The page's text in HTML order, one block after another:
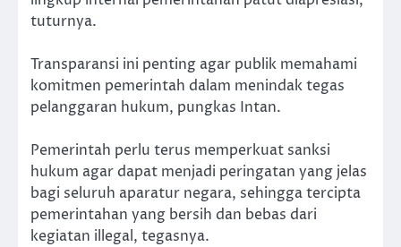
tuturnya.
Transparansi ini penting agar publik memahami
komitmen pemerintah dalam menindak tegas
pelanggaran hukum, pungkas Intan.
Pemerintah perlu terus memperkuat sanksi
hukum agar dapat menjadi peringatan yang jelas
bagi seluruh aparatur negara, sehingga tercipta
pemerintahan yang bersih dan bebas dari
kegiatan illegal, tegasnya.